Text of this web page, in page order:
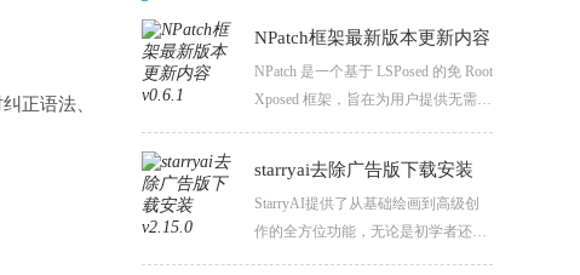
正语法、
NPatch框架最新版本更新内容
NPatch 是一个基于 LSPosed 的免 Root
Xposed 框架，旨在为用户提供无需 R
靠的免 Root Xposed 框架，适合希望
在不 Root 设备的情况下体验 Xposed
功能的用户。
starryai去除广告版下载安装
StarryAI提供了从基础绘画到高级创
作的全方位功能，无论是初学者还是